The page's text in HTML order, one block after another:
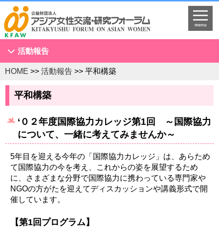
menu
活動報告
アジア女性会議
NGOセミナー
KFAWアジア研究者ネットワーク開催セミナー
国際理解促進事業
スタディツアー
国連
調査・研究
プログラム開発
国際研修
HOME >> 活動報告 >> 平和構築
平和構築
‘０２年度国際協力カレッジ第1回 ～国際協力
について、一緒に考えてみませんか～
5年目を迎える今年の「国際協力カレッジ」は、あらため
て国際協力の今を考え、これからの姿を展望するため
に、さまざまな分野で国際協力に携わっている専門家や
NGOの方がたを迎えてディスカッションや講義形式で開
催しています。
【第1回プログラム】